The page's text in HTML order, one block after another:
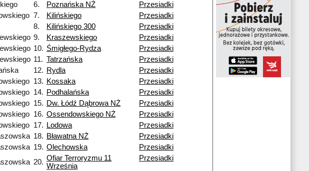
6. Poznańska NŻ
Przesiadki
7. Kilińskiego
Przesiadki
8.
Kilińskiego 300
Przesiadki
9. Kraszewskiego
Przesiadki
10. Śmigłego-Rydza
Przesiadki
11. Tatrzańska
Przesiadki
12. Rydla
Przesiadki
13. Kossaka
Przesiadki
14. Podhalańska
Przesiadki
15. Dw. Łódź Dąbrowa NŻ
Przesiadki
16. Ossendowskiego NŻ
Przesiadki
17. Lodowa
Przesiadki
18. Bławatna NŻ
Przesiadki
19. Olechowska
Przesiadki
20. Ofiar Terroryzmu 11
Września
Przesiadki